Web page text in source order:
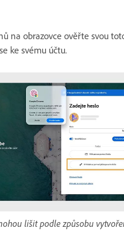
na obrazovce ověřte svou
ke svému účtu.
lišit podle způsobu